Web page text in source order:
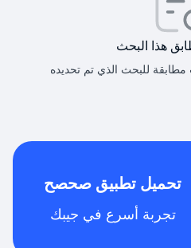
هذا البحث
تحميل تطبيق صحصح
تجربة أسرع في جيبك